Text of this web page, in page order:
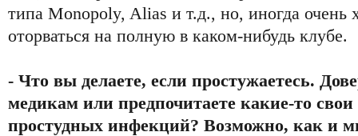
типа Monopoly, Alias и т.д., но, иногда очень
оторваться на полную в каком-нибудь клубе.
- Что вы делаете, если простужаетесь.
медикам или предпочитаете какие-то
простудных инфекций? Возможно, как и